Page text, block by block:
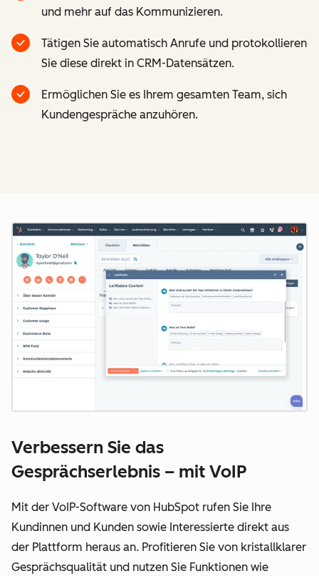
und mehr auf das Kommunizieren.
Tätigen Sie automatisch Anrufe und protokollieren
Sie diese direkt in CRM-Datensätzen.
Ermöglichen Sie es Ihrem gesamten Team, sich
Kundengespräche anzuhören.
Verbessern Sie das
Gesprächserlebnis – mit VoIP
Mit der VoIP-Software von HubSpot rufen Sie Ihre
Kundinnen und Kunden sowie Interessierte direkt aus
der Plattform heraus an. Profitieren Sie von kristallklarer
Gesprächsqualität und nutzen Sie Funktionen wie